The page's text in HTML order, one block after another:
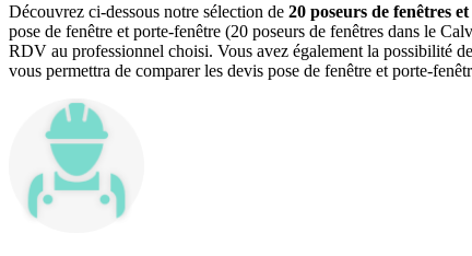
Découvrez ci-dessous notre sélection de 20 poseurs de fenêtres
pose de fenêtre et porte-fenêtre (20 poseurs de fenêtres dans le
RDV au professionnel choisi. Vous avez également la possibilité
vous permettra de comparer les devis pose de fenêtre et porte-